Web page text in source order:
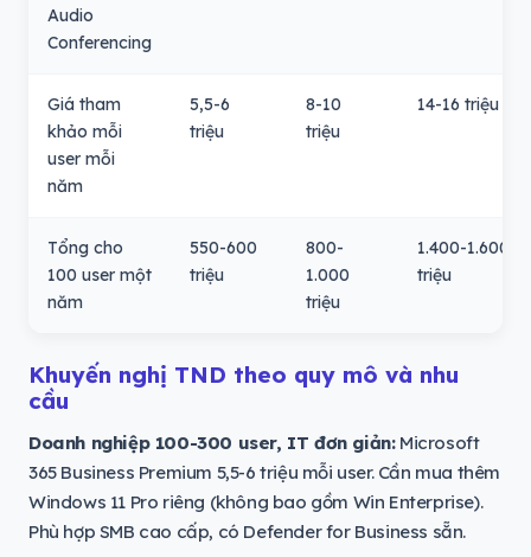
Audio
Conferencing
Giá tham
khảo mỗi
user mỗi
năm
5,5-6
triệu
8-10
triệu
14-16 triệu
Tổng cho
100 user một
năm
550-600
triệu
800-
1.000
triệu
1.400-1.600
triệu
Khuyến nghị TND theo quy mô và nhu
cầu
Doanh nghiệp 100-300 user, IT đơn giản:Microsoft
365 Business Premium 5,5-6 triệu mỗi user. Cần mua thêm
Windows 11 Pro riêng (không bao gồm Win Enterprise).
Phù hợp SMB cao cấp, có Defender for Business sẵn.